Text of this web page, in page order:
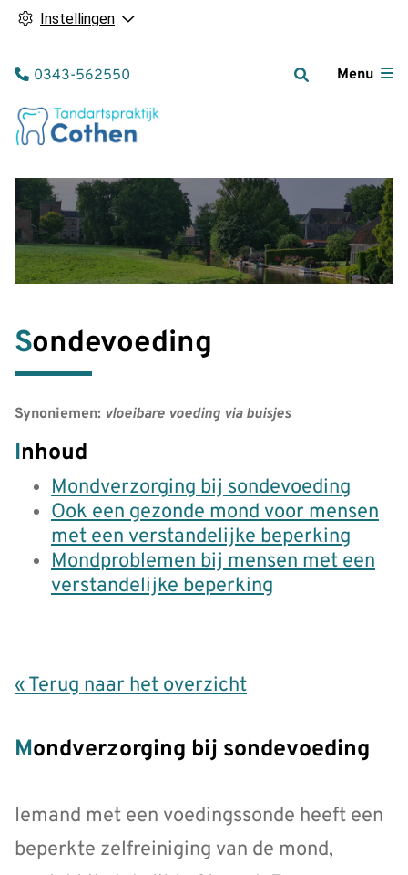
Instellingen
Menu
Tel:
0343-562550
Sondevoeding
Synoniemen: vloeibare voeding via buisjes
Inhoud
Mondverzorging bij sondevoeding
Ook een gezonde mond voor mensen
met een verstandelijke beperking
Mondproblemen bij mensen met een
verstandelijke beperking
« Terug naar het overzicht
Mondverzorging bij sondevoeding
Iemand met een voedingssonde heeft een
beperkte zelfreiniging van de mond,